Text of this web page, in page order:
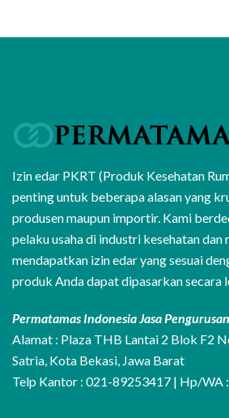
Izin edar PKRT (Produk Kesehatan
penting untuk beberapa alasan yang
produsen maupun importir. Kami
pelaku usaha di industri kesehatan dan
mendapatkan izin edar yang sesuai
produk Anda dapat dipasarkan secara
Permatamas Indonesia Jasa
Alamat : Plaza THB Lantai 2 Blok F2
Satria, Kota Bekasi, Jawa Barat
Telp Kantor : 021-89253417 | Hp/WA